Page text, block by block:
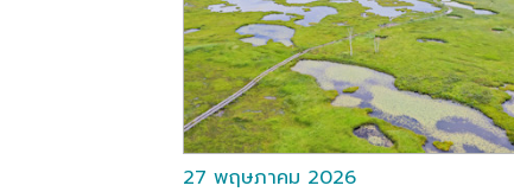
27 พฤษภาคม 2026